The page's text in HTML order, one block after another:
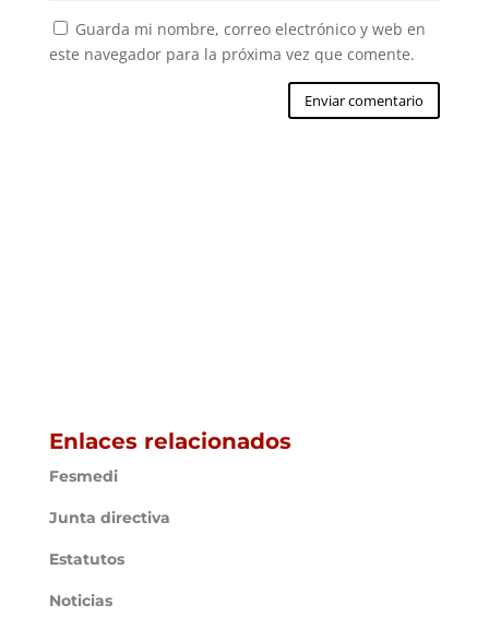
Guarda mi nombre, correo electrónico y web en
este navegador para la próxima vez que comente.
Enviar comentario
Enlaces relacionados
Fesmedi
Junta directiva
Estatutos
Noticias